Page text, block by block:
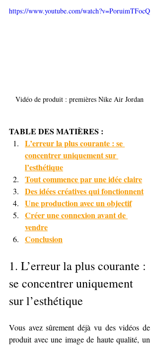
https://www.youtube.com/watch?v=PoruimTFocQ
Vidéo de produit : premières Nike Air Jordan
TABLE DES MATIÈRES :
L’erreur la plus courante : se
concentrer uniquement sur
l’esthétique
Tout commence par une idée claire
Des idées créatives qui fonctionnent
Une production avec un objectif
Créer une connexion avant de
vendre
Conclusion
1. L’erreur la plus courante :
se concentrer uniquement
sur l’esthétique
Vous avez sûrement déjà vu des vidéos de
produit avec une image de haute qualité, un